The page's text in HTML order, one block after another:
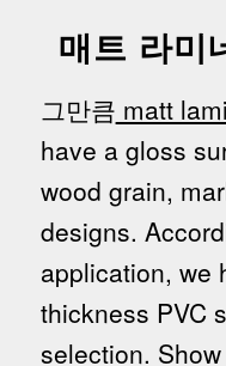
매트 라미
그만큼 matt
have a gloss
wood grain,
designs.
application, we
thickness PVC
selection.